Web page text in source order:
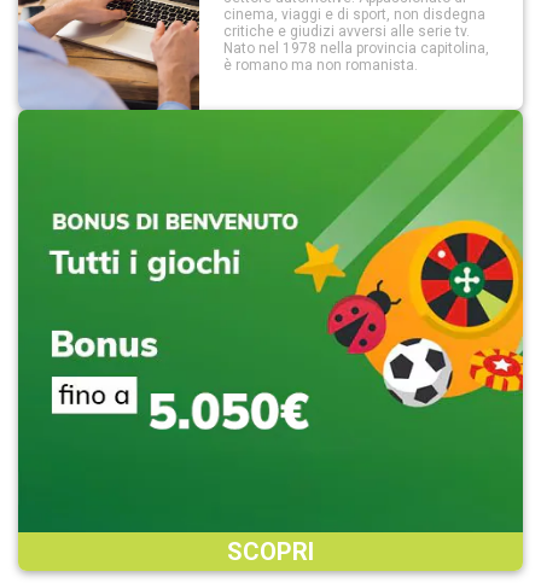
cinema, viaggi e di sport, non disdegna
critiche e giudizi avversi alle serie tv.
Nato nel 1978 nella provincia capitolina,
è romano ma non romanista.
SCOPRI